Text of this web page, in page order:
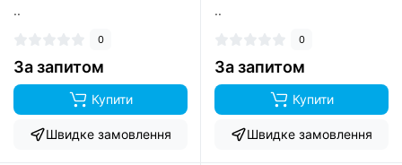
..
0
За запитом
Купити
Швидке замовлення
..
0
За запитом
Купити
Швидке замовлення